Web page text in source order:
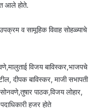
आले होते.
व सामूहिक विवाह सोहळ्याचे
विजय बाविस्कर,भाजपचे
दीपक बाविस्कर, माजी सभापती
पाठक,विजय लोहार,
हजर होते